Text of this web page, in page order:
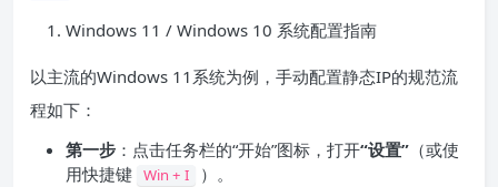
Windows 11 / Windows 10 系统配置指南
以主流的Windows 11系统为例，手动配置静态IP的规范流
程如下：
第一步 ：点击任务栏的“开始”图标，打开“设置” （或使
用快捷键 Win + I
）。